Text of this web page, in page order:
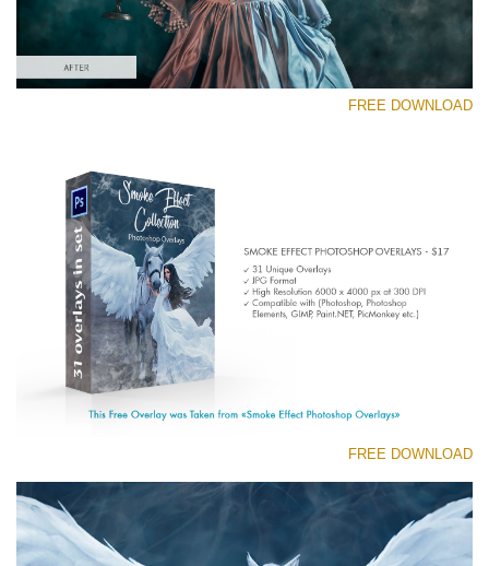
Smoke Effect
Large 6000*4000px
Large 6000*4000px
تنزيل مجاني
FREE DOWNLOAD
FREE DOWNLOAD